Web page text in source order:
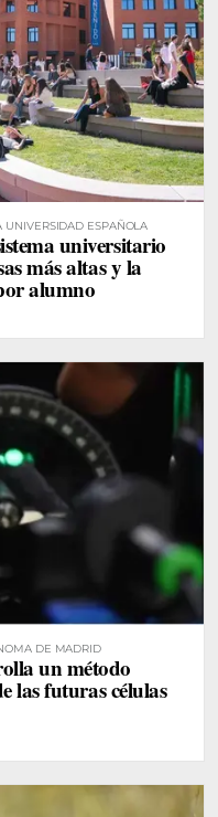
UNIVERSIDAD ESPAÑOLA
universitario
más altas y la
alumno
DE MADRID
un método
las futuras células